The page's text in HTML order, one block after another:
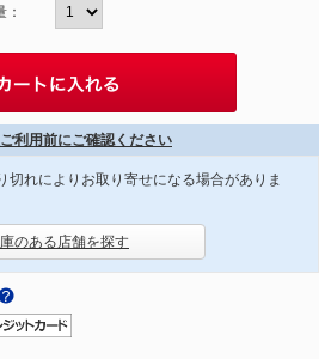
：
利用前にご確認ください
切れによりお取り寄せになる場合がありま
のある店舗を探す